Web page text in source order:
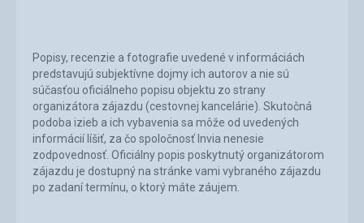
Popisy, recenzie a fotografie uvedené v informáciách
predstavujú subjektívne dojmy ich autorov a nie sú
súčasťou oficiálneho popisu objektu zo strany
organizátora zájazdu (cestovnej kancelárie). Skutočná
podoba izieb a ich vybavenia sa môže od uvedených
informácií líšiť, za čo spoločnosť Invia nenesie
zodpovednosť. Oficiálny popis poskytnutý organizátorom
zájazdu je dostupný na stránke vami vybraného zájazdu
po zadaní termínu, o ktorý máte záujem.